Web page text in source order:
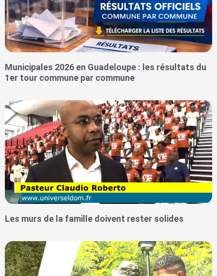
Municipales 2026 en Guadeloupe : les résultats du
1er tour commune par commune
Les murs de la famille doivent rester solides